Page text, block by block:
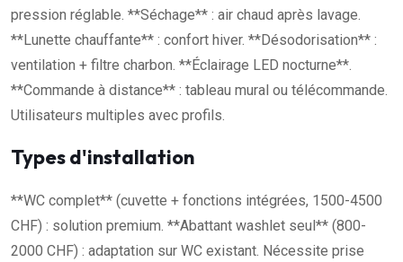
pression réglable. **Séchage** : air chaud après lavage.
**Lunette chauffante** : confort hiver. **Désodorisation** :
ventilation + filtre charbon. **Éclairage LED nocturne**.
**Commande à distance** : tableau mural ou télécommande.
Utilisateurs multiples avec profils.
Types d'installation
**WC complet** (cuvette + fonctions intégrées, 1500-4500
CHF) : solution premium. **Abattant washlet seul** (800-
2000 CHF) : adaptation sur WC existant. Nécessite prise